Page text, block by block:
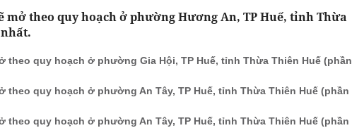
mở theo quy hoạch ở phường Hương An, TP Huế, tỉnh Thừa
theo quy hoạch ở phường Gia Hội, TP Huế, tỉnh Thừa Thiên Huế (phần
theo quy hoạch ở phường An Tây, TP Huế, tỉnh Thừa Thiên Huế (phần
theo quy hoạch ở phường An Tây, TP Huế, tỉnh Thừa Thiên Huế (phần